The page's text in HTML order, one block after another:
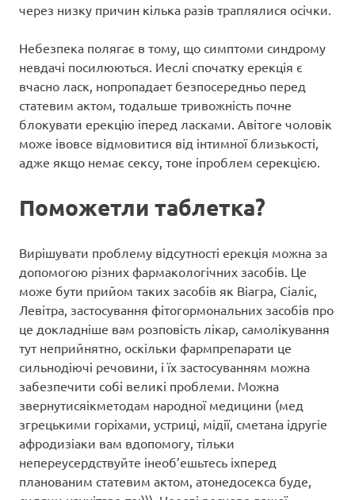
через низку причин кілька разів траплялися осічки.
Небезпека полягає в тому, що симптоми синдрому
невдачі посилюються. Иеслі спочатку ерекція є
вчасно ласк, нопропадает безпосередньо перед
статевим актом, тодальше тривожність почне
блокувати ерекцію іперед ласками. Авітоге чоловік
може івовсе відмовитися від інтимної близькості,
адже якщо немає сексу, тоне іпроблем серекцією.
Поможетли таблетка?
Вирішувати проблему відсутності ерекція можна за
допомогою різних фармакологічних засобів. Це
може бути прийом таких засобів як Віагра, Сіаліс,
Левітра, застосування фітогормональних засобів про
це докладніше вам розповість лікар, самолікування
тут неприйнятно, оскільки фармпрепарати це
сильнодіючі речовини, і їх застосуванням можна
забезпечити собі великі проблеми. Можна
звернутисяікметодам народної медицини (мед
згрецькими горіхами, устриці, мідії, сметана ідругіе
афродизіаки вам вдопомогу, тільки
непереусердствуйте інеоб’ешьтесь іхперед
планованим статевим актом, атонедосекса буде,